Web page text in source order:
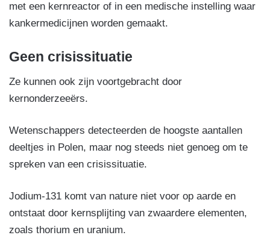
met een kernreactor of in een medische instelling waar
kankermedicijnen worden gemaakt.
Geen crisissituatie
Ze kunnen ook zijn voortgebracht door
kernonderzeeërs.
Wetenschappers detecteerden de hoogste aantallen
deeltjes in Polen, maar nog steeds niet genoeg om te
spreken van een crisissituatie.
Jodium-131 komt van nature niet voor op aarde en
ontstaat door kernsplijting van zwaardere elementen,
zoals thorium en uranium.